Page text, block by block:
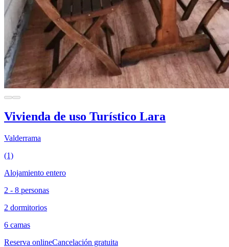
Vivienda de uso Turístico Lara
Valderrama
(1)
Alojamiento entero
2 - 8 personas
2 dormitorios
6 camas
Reserva onlineCancelación gratuita